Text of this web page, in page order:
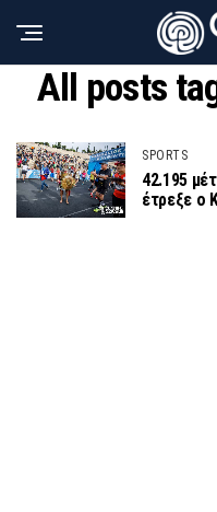
All posts
SPORTS
42.195
έτρεξε ο